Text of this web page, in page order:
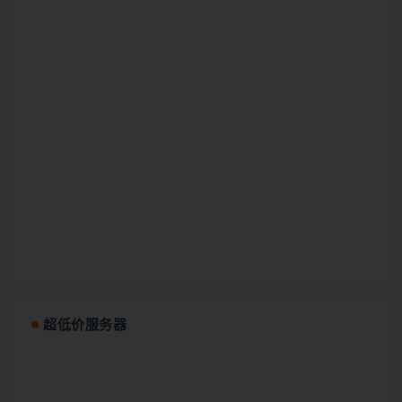
超低价服务器